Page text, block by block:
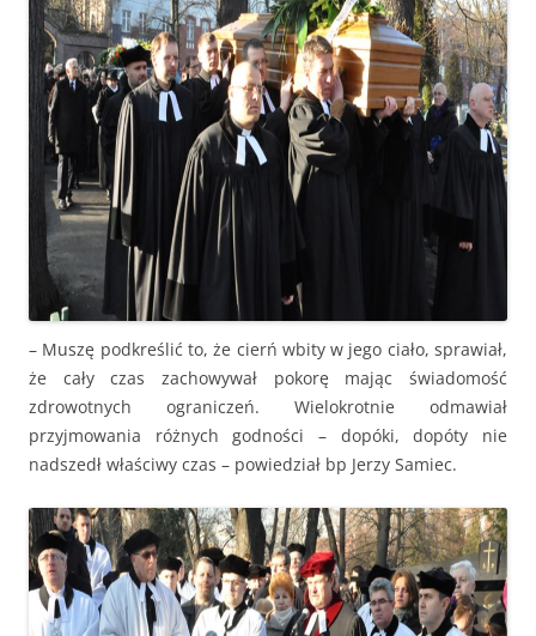
– Muszę podkreślić to, że cierń wbity w jego ciało, sprawiał,
że cały czas zachowywał pokorę mając świadomość
zdrowotnych ograniczeń. Wielokrotnie odmawiał
przyjmowania różnych godności – dopóki, dopóty nie
nadszedł właściwy czas – powiedział bp Jerzy Samiec.